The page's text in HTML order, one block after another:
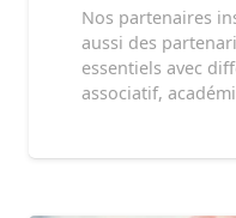
Nos partenaires
aussi des
essentiels avec
associatif,